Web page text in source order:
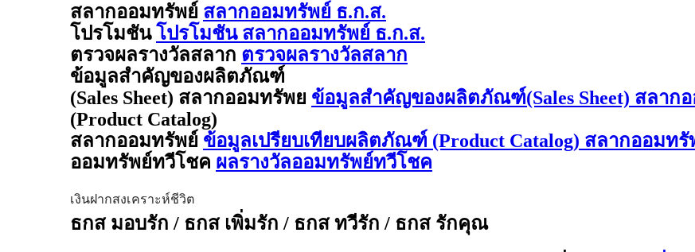
สลากออมทรัพย์ สลากออมทรัพย์ ธ.ก.ส.
โปรโมชัน โปรโมชัน สลากออมทรัพย์ ธ.ก.ส.
ตรวจผลรางวัลสลาก ตรวจผลรางวัลสลาก
ข้อมูลสำคัญของผลิตภัณฑ์
(Sales Sheet) สลากออมทรัพย ข้อมูลสำคัญของผลิตภัณฑ์(Sales Sheet) สลาก
(Product Catalog)
สลากออมทรัพย์ ข้อมูลเปรียบเทียบผลิตภัณฑ์ (Product Catalog) สลากออมทรั
ออมทรัพย์ทวีโชค ผลรางวัลออมทรัพย์ทวีโชค
เงินฝากสงเคราะห์ชีวิต
ธกส มอบรัก / ธกส เพิ่มรัก / ธกส ทวีรัก / ธกส รักคุณ